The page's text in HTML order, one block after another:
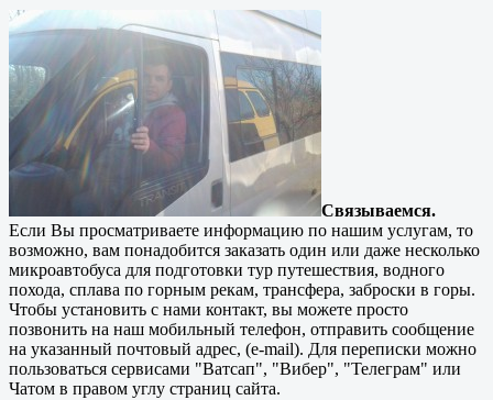
Связываемся.
Если Вы просматриваете информацию по нашим услугам, то
возможно, вам понадобится заказать один или даже несколько
микроавтобуса для подготовки тур путешествия, водного
похода, сплава по горным рекам, трансфера, заброски в горы.
Чтобы установить с нами контакт, вы можете просто
позвонить на наш мобильный телефон, отправить сообщение
на указанный почтовый адрес, (e-mail). Для переписки можно
пользоваться сервисами "Ватсап", "Вибер", "Телеграм" или
Чатом в правом углу страниц сайта.